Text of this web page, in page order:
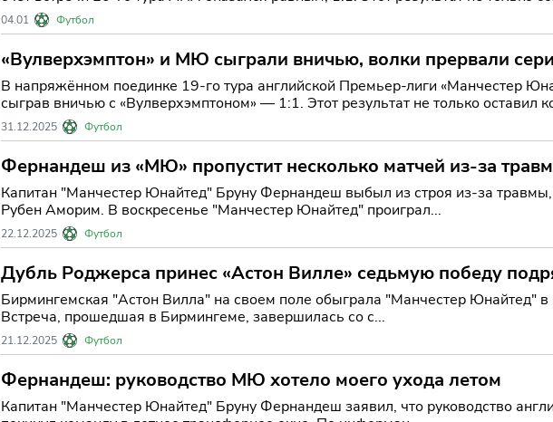
но и подчер
04.01 Футбол
«Вулверхэмптон» и МЮ сыграли вничью, волки прервали
В напряжённом поединке 19-го тура английской Премьер-лиги «Манчестер
сыграв вничью с «Вулверхэмптоном» — 1:1. Этот результат не только оставил
турнирной таблицы
31.12.2025 Футбол
Фернандеш из «МЮ» пропустит несколько матчей из-за
Капитан "Манчестер Юнайтед" Бруну Фернандеш выбыл из строя из-за
Рубен Аморим. В воскресенье "Манчестер Юнайтед" проиграл...
22.12.2025 Футбол
Дубль Роджерса принес «Астон Вилле» седьмую победу
Бирмингемская "Астон Вилла" на своем поле обыграла "Манчестер Юнайтед"
Встреча, прошедшая в Бирмингеме, завершилась со с...
21.12.2025 Футбол
Фернандеш: руководство МЮ хотело моего ухода летом
Капитан "Манчестер Юнайтед" Бруну Фернандеш заявил, что руководство